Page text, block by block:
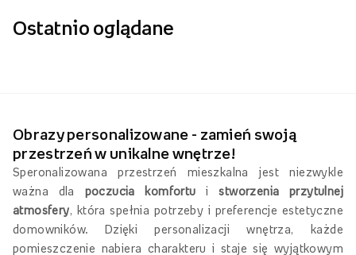
Ostatnio oglądane
Obrazy personalizowane - zamień swoją
przestrzeń w unikalne wnętrze!
Speronalizowana przestrzeń mieszkalna jest niezwykle
ważna dla poczucia komfortu istworzenia przytulnej
atmosfery , która spełnia potrzeby i preferencje estetyczne
domowników. Dzięki personalizacji wnętrza, każde
pomieszczenie nabiera charakteru i staje się wyjątkowym